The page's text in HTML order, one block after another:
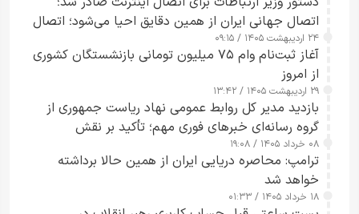
اتصال جهانی ایران از همین دقایق احیا می‌شود؛ اتصال
کامل مردم تا ۲۴ ساعت آینده
۲۴ اردیبهشت ۱۴۰۵ / ۰۹:۱۵
آغاز ثبت‌نام وام ۷۵ میلیون تومانی بازنشستگان کشوری
از امروز
۲۹ اردیبهشت ۱۴۰۵ / ۱۳:۴۲
بازدید مدیر کل روابط عمومی نهاد ریاست جمهوری از
گروه رسانه‌ای خبرهای فوری مهم؛ تأکید بر نقش
رسانه‌های هوشمند و مسئول در ارتقای آگاهی عمومی
۰۸ خرداد ۱۴۰۵ / ۱۹:۰۸
ترامپ: محاصره دریایی ایران از همین حالا برداشته
خواهد شد
۱۸ خرداد ۱۴۰۵ / ۰۱:۳۳